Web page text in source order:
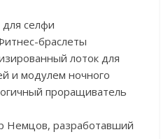
селфи
браслеты
лоток для
и модулем ночного
проращиватель
Немцов, разработавший